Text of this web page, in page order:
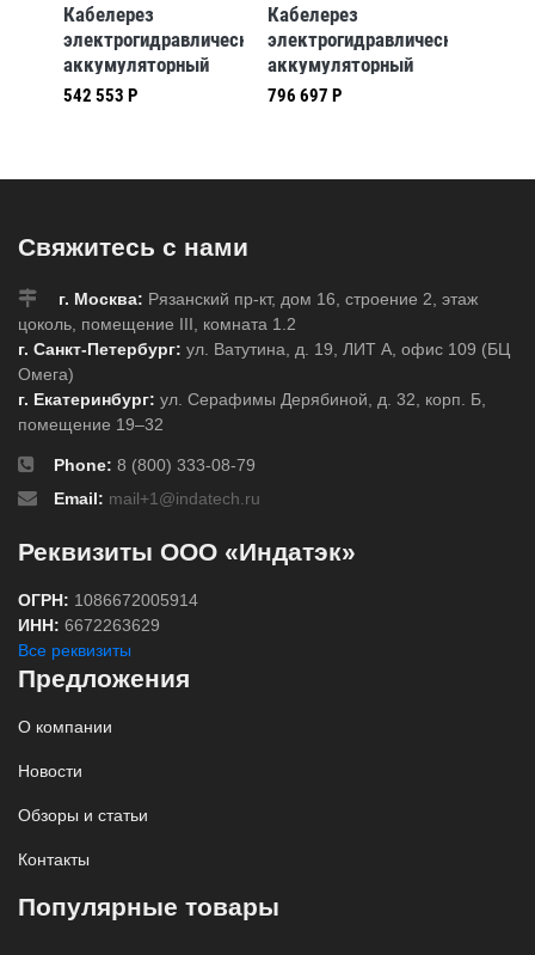
Кабелерез
электрогидравлический
аккумуляторный
Klauke esg85cl, для
542 553 Р
Кабелерез
электрогидравлический
аккумуляторный
Klauke до 105 мм
796 697 Р
Свяжитесь с нами
г. Москва: Рязанский пр-кт, дом 16, строение 2, этаж
цоколь, помещение III, комната 1.2
г. Санкт-Петербург: ул. Ватутина, д. 19, ЛИТ А, офис 109 (БЦ
Омега)
г. Екатеринбург: ул. Серафимы Дерябиной, д. 32, корп. Б,
помещение 19–32
Phone: 8 (800) 333-08-79
Email: mail+1@indatech.ru
Реквизиты ООО «Индатэк»
ОГРН: 1086672005914
ИНН: 6672263629
Все реквизиты
Предложения
О компании
Новости
Обзоры и статьи
Контакты
Популярные товары